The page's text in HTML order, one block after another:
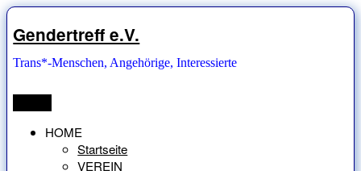
Zum
Inhalt
springen
Gendertreff e.V.
Trans*-Menschen, Angehörige, Interessierte
HOME
Startseite
VEREIN